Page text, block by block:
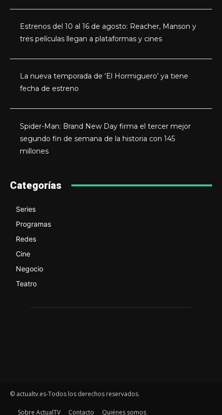
Estrenos del 10 al 16 de agosto: Reacher, Manson y
tres películas llegan a plataformas y cines
La nueva temporada de ‘El Hormiguero’ ya tiene
fecha de estreno
Spider-Man: Brand New Day firma el tercer mejor
segundo fin de semana de la historia con 145
millones
Categorías
Series
Programas
Redes
Cine
Negocio
Teatro
© actualtv.es-Todos los derechos reservados.
Sobre ActualTV Contacto Quiénes somos